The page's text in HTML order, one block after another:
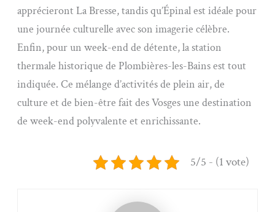
apprécieront La Bresse, tandis qu’Épinal est idéale pour
une journée culturelle avec son imagerie célèbre.
Enfin, pour un week-end de détente, la station
thermale historique de Plombières-les-Bains est tout
indiquée. Ce mélange d’activités de plein air, de
culture et de bien-être fait des Vosges une destination
de week-end polyvalente et enrichissante.
5/5 - (1 vote)